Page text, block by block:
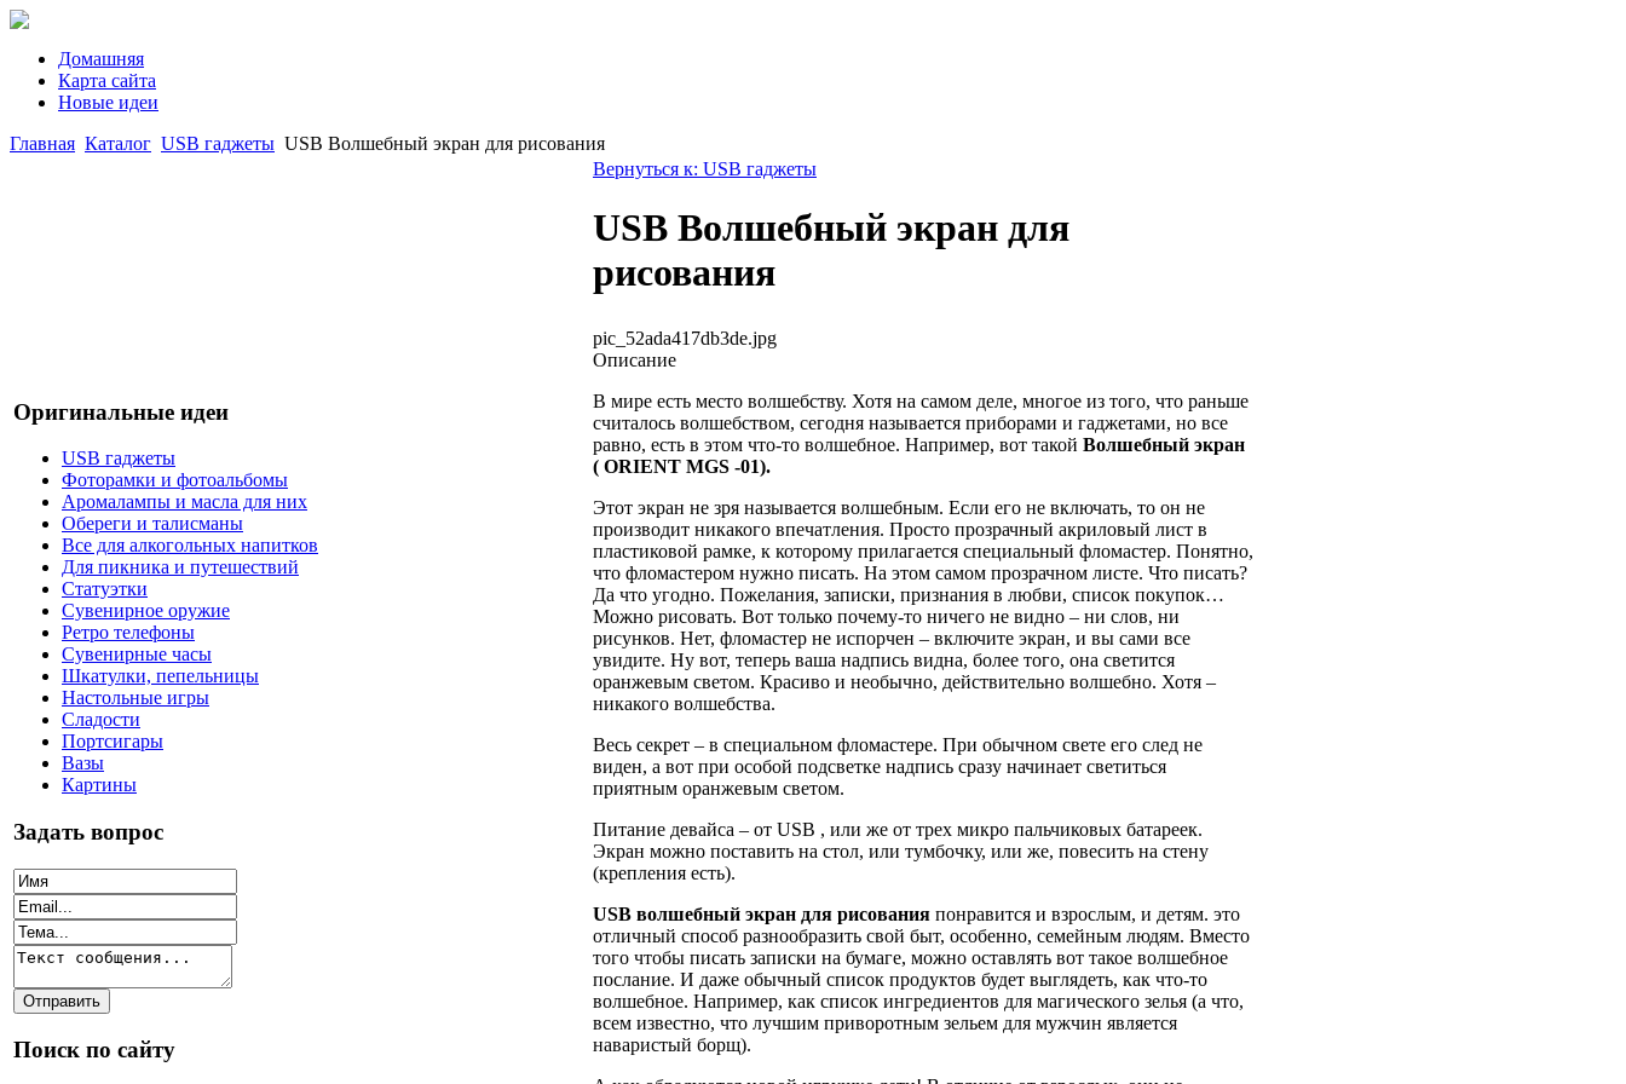
Домашняя
Карта сайта
Новые идеи
Главная Каталог USB гаджеты USB Волшебный экран для рисования
Оригинальные идеи
USB гаджеты
Фоторамки и фотоальбомы
Аромалампы и масла для них
Обереги и талисманы
Все для алкогольных напитков
Для пикника и путешествий
Статуэтки
Сувенирное оружие
Ретро телефоны
Сувенирные часы
Шкатулки, пепельницы
Настольные игры
Сладости
Портсигары
Вазы
Картины
Задать вопрос
Поиск по сайту
Вернуться к: USB гаджеты
USB Волшебный экран для
рисования
pic_52ada417db3de.jpg
Описание
В мире есть место волшебству. Хотя на самом деле, многое из того, что раньше
считалось волшебством, сегодня называется приборами и гаджетами, но все
равно, есть в этом что-то волшебное. Например, вот такой Волшебный экран
( ORIENT MGS -01).
Этот экран не зря называется волшебным. Если его не включать, то он не
производит никакого впечатления. Просто прозрачный акриловый лист в
пластиковой рамке, к которому прилагается специальный фломастер. Понятно,
что фломастером нужно писать. На этом самом прозрачном листе. Что писать?
Да что угодно. Пожелания, записки, признания в любви, список покупок…
Можно рисовать. Вот только почему-то ничего не видно – ни слов, ни
рисунков. Нет, фломастер не испорчен – включите экран, и вы сами все
увидите. Ну вот, теперь ваша надпись видна, более того, она светится
оранжевым светом. Красиво и необычно, действительно волшебно. Хотя –
никакого волшебства.
Весь секрет – в специальном фломастере. При обычном свете его след не
виден, а вот при особой подсветке надпись сразу начинает светиться
приятным оранжевым светом.
Питание девайса – от USB , или же от трех микро пальчиковых батареек.
Экран можно поставить на стол, или тумбочку, или же, повесить на стену
(крепления есть).
USB волшебный экран для рисования понравится и взрослым, и детям. это
отличный способ разнообразить свой быт, особенно, семейным людям. Вместо
того чтобы писать записки на бумаге, можно оставлять вот такое волшебное
послание. И даже обычный список продуктов будет выглядеть, как что-то
волшебное. Например, как список ингредиентов для магического зелья (а что,
всем известно, что лучшим приворотным зельем для мужчин является
наваристый борщ).